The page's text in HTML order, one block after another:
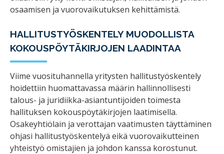
osaamisen ja vuorovaikutuksen kehittämistä.
HALLITUSTYÖSKENTELY MUODOLLISTA
KOKOUSPÖYTÄKIRJOJEN LAADINTAA
Viime vuosituhannella yritysten hallitustyöskentely
hoidettiin huomattavassa määrin hallinnollisesti
talous- ja juridiikka-asiantuntijoiden toimesta
hallituksen kokouspöytäkirjojen laatimisella.
Osakeyhtiölain ja verottajan vaatimusten täyttäminen
ohjasi hallitustyöskentelyä eikä vuorovaikutteinen
yhteistyö omistajien ja johdon kanssa korostunut.